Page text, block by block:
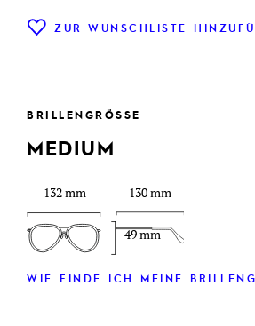
ZUR WUNSCHLISTE
BRILLENGRÖSSE
MEDIUM
132 mm
49 mm
130 mm
WIE FINDE ICH MEINE